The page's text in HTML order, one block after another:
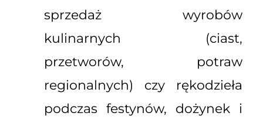
sprzedaż wyrobów
kulinarnych (ciast,
przetworów, potraw
regionalnych) czy rękodzieła
podczas festynów, dożynek i